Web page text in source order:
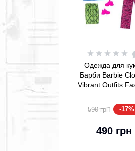
Одежда для
Барби Barbie
Vibrant Outfits
590 грн
-17%
490 грн